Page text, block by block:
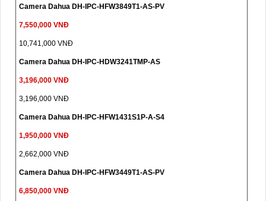
Camera Dahua DH-IPC-HFW3849T1-AS-PV
7,550,000 VNĐ
10,741,000 VNĐ
Camera Dahua DH-IPC-HDW3241TMP-AS
3,196,000 VNĐ
3,196,000 VNĐ
Camera Dahua DH-IPC-HFW1431S1P-A-S4
1,950,000 VNĐ
2,662,000 VNĐ
Camera Dahua DH-IPC-HFW3449T1-AS-PV
6,850,000 VNĐ